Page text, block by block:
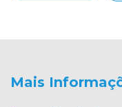
Mais